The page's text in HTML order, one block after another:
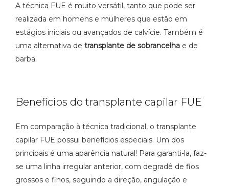
A técnica FUE é muito versátil, tanto que pode ser
realizada em homens e mulheres que estão em
estágios iniciais ou avançados de calvície. Também é
uma alternativa de transplante de sobrancelha e de
barba.
Benefícios do transplante capilar FUE
Em comparação à técnica tradicional, o transplante
capilar FUE possui benefícios especiais. Um dos
principais é uma aparência natural! Para garanti-la, faz-
se uma linha irregular anterior, com degradê de fios
grossos e finos, seguindo a direção, angulação e